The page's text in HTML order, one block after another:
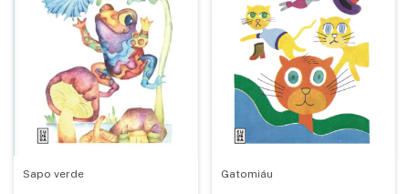
Sapo verde Gatomiáu